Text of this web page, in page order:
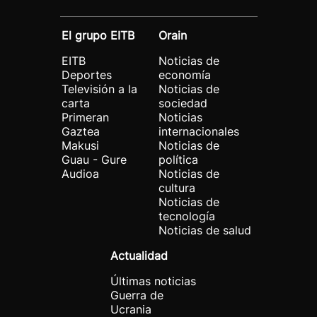
El grupo EITB
EITB
Deportes
Televisión a la
carta
Primeran
Gaztea
Makusi
Guau - Gure
Audioa
Orain
Noticias de
economía
Noticias de
sociedad
Noticias
internacionales
Noticias de
política
Noticias de
cultura
Noticias de
tecnología
Noticias de salud
Actualidad
Últimas noticias
Guerra de
Ucrania